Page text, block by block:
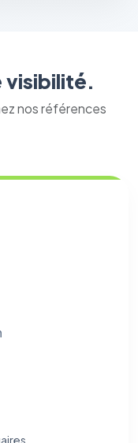
visibilité.
nos références